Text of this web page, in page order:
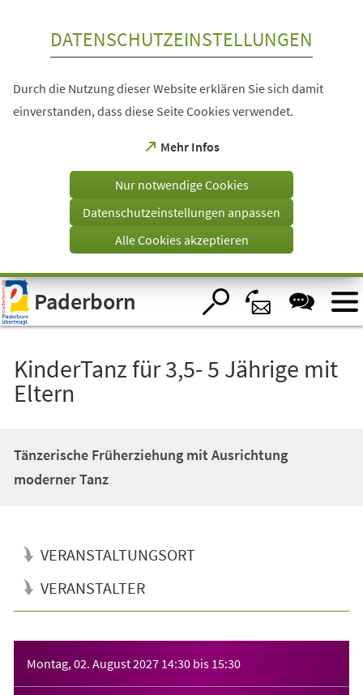
Visuelle
Assistenzsoftware
öffnen.
DATENSCHUTZEINSTELLUNGEN
Durch die Nutzung dieser Website erklären Sie sich damit
einverstanden, dass diese Seite Cookies verwendet.
Mehr Infos
(Öffnet
einem
Tab)
Nur notwendige Cookies
Datenschutzeinstellungen anpassen
Alle Cookies akzeptieren
Paderborn
KinderTanz für 3,5- 5 Jährige mit
Eltern
Tänzerische Früherziehung mit Ausrichtung
moderner Tanz
VERANSTALTUNGSORT
VERANSTALTER
Montag, 02. August 2027 14:30 bis 15:30